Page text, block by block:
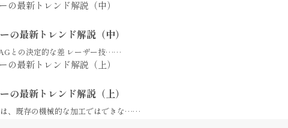
の最新トレンド解説（中）
との決定的な差 レーザー技……
の最新トレンド解説（上）
は、既存の機械的な加工ではできな……